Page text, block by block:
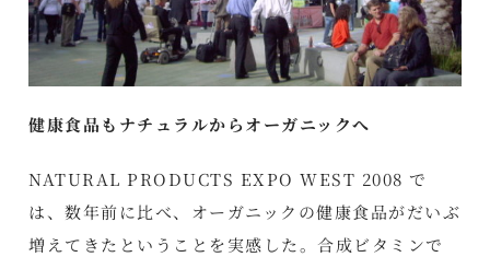
健康食品もナチュラルからオーガニックへ
NATURAL PRODUCTS EXPO WEST 2008 で
は、数年前に比べ、オーガニックの健康食品がだいぶ
増えてきたということを実感した。合成ビタミンで